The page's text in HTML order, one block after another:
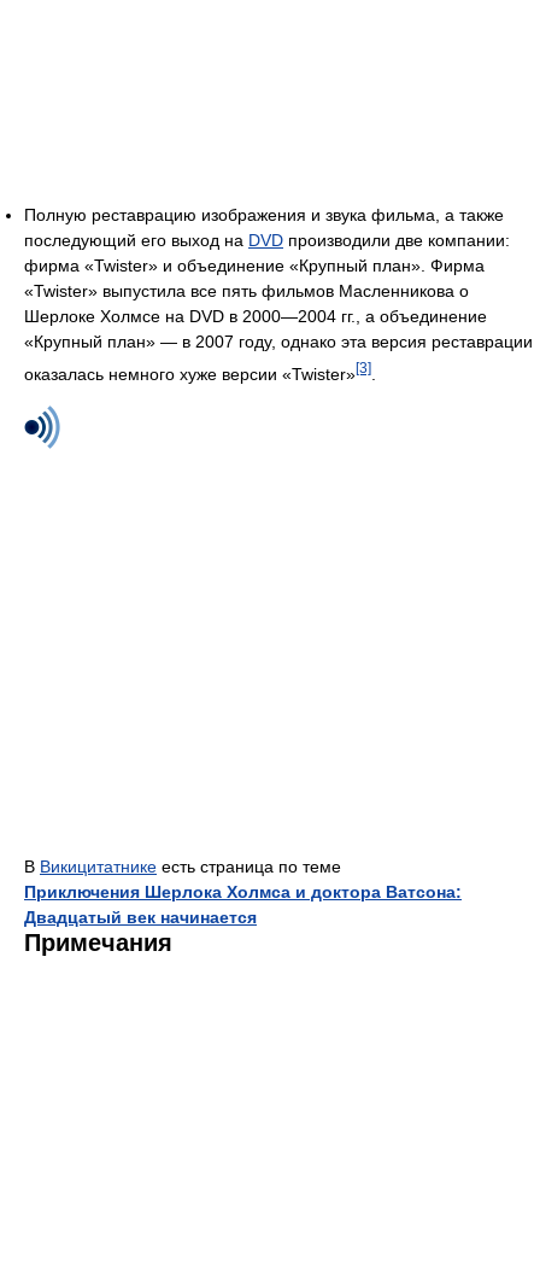
Полную реставрацию изображения и звука фильма, а также
последующий его выход на DVD производили две компании:
фирма «Twister» и объединение «Крупный план». Фирма
«Twister» выпустила все пять фильмов Масленникова о
Шерлоке Холмсе на DVD в 2000—2004 гг., а объединение
«Крупный план» — в 2007 году, однако эта версия реставрации
оказалась немного хуже версии «Twister»[3]
В Викицитатнике есть страница по теме
Приключения Шерлока Холмса и доктора Ватсона:
Двадцатый век начинается
Примечания